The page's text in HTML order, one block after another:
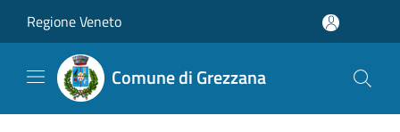
Regione Veneto
Comune di Grezzana